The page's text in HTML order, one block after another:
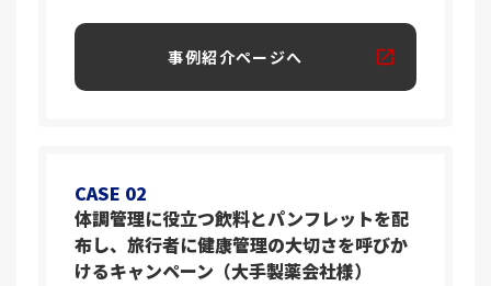
事例紹介ページへ
CASE 02
体調管理に役立つ飲料とパンフレットを配
布し、旅行者に健康管理の大切さを呼びか
けるキャンペーン（大手製薬会社様）